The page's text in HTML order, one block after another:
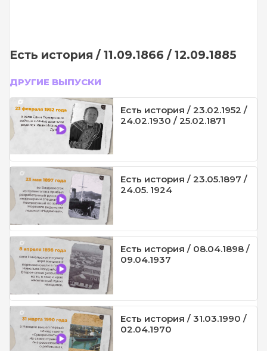
Есть история / 11.09.1866 / 12.09.1885
ДРУГИЕ ВЫПУСКИ
Есть история / 23.02.1952 /
24.02.1930 / 25.02.1871
Есть история / 23.05.1897 /
24.05. 1924
Есть история / 08.04.1898 /
09.04.1937
Есть история / 31.03.1990 /
02.04.1970